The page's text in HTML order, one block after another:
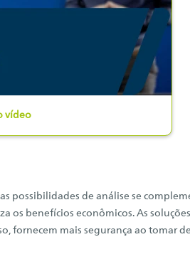
vídeo
possibilidades de análise se
os benefícios econômicos. As
fornecem mais segurança ao tomar